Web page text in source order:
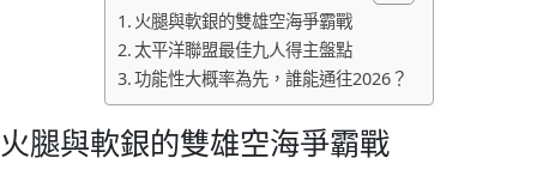
火腿與軟銀的雙雄空海爭霸戰
太平洋聯盟最佳九人得主盤點
功能性大概率為先，誰能通往2026？
火腿與軟銀的雙雄空海爭霸戰